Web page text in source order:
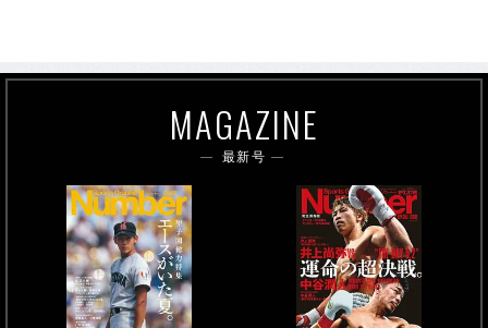
MAGAZINE
最新号